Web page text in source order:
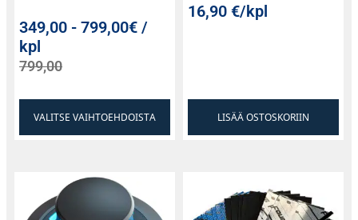
349,00 -799,00€ /
kpl
799,00
VALITSE VAIHTOEHDOISTA
16,90€/kpl
LISÄÄ OSTOSKORIIN